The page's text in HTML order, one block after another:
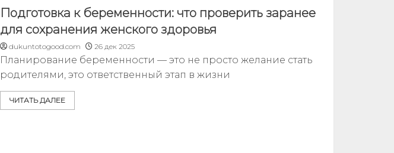
Подготовка к беременности: что проверить заранее
для сохранения женского здоровья
dukuntotogood.com 26 дек 2025
Планирование беременности — это не просто желание стать
родителями, это ответственный этап в жизни
ЧИТАТЬ ДАЛЕЕ